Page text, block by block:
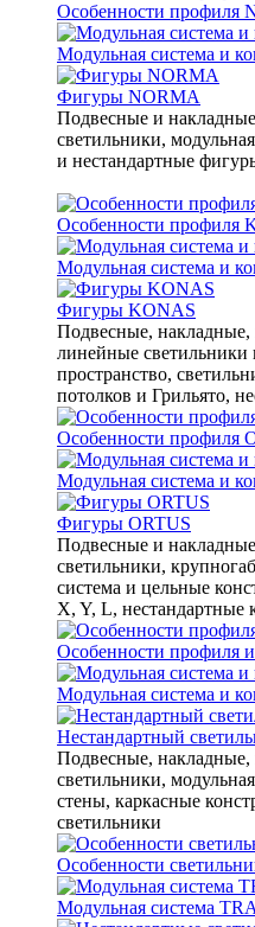
Особенности профиля
Модульная система и
Фигуры NORMA
Подвесные и
светильники,
и нестандартные
Особенности профиля
Модульная система и
Фигуры KONAS
Подвесные,
линейные светильники
пространство,
потолков и Грильято,
Особенности профиля
Модульная система и
Фигуры ORTUS
Подвесные и
светильники,
система и цельные
X, Y, L, нестандартные
Особенности профиля
Модульная система и
Нестандартный
Подвесные,
светильники,
стены, каркасные
светильники
Особенности
Модульная система